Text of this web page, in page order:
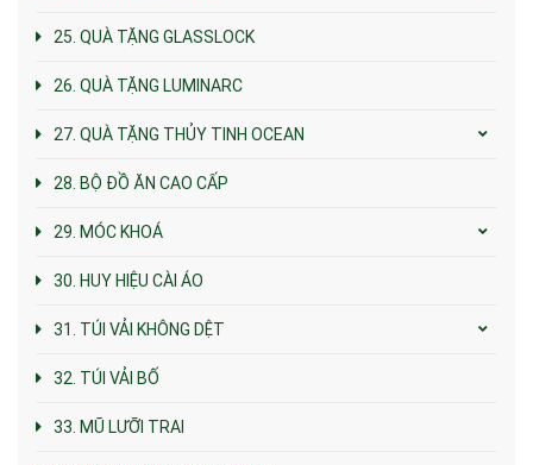
25. QUÀ TẶNG GLASSLOCK
26. QUÀ TẶNG LUMINARC
27. QUÀ TẶNG THỦY TINH OCEAN
28. BỘ ĐỒ ĂN CAO CẤP
29. MÓC KHOÁ
30. HUY HIỆU CÀI ÁO
31. TÚI VẢI KHÔNG DỆT
32. TÚI VẢI BỐ
33. MŨ LƯỠI TRAI